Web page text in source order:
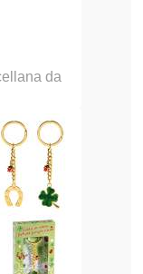
da